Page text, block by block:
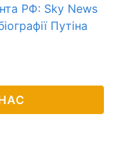
РФ: Sky News
Путіна